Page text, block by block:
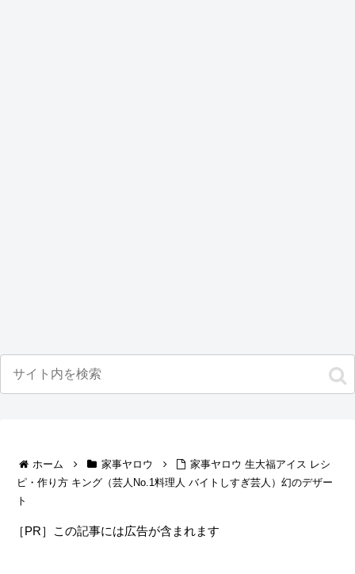
ホーム 家事ヤロウ
家事ヤロウ 生大福アイス レシ
ピ・作り方 キング（芸人No.1料理人 バイトしすぎ芸人）幻のデザー
ト
［PR］この記事には広告が含まれます